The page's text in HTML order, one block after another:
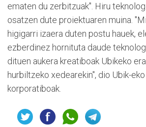
ematen du zerbitzuak". Hiru
osatzen dute proiektuaren muina.
higigarri izaera duten postu hauek,
ezberdinez hornituta daude
dituen aukera kreatiboak Ubikeko
hurbiltzeko xedearekin", dio Ubik-
korporatiboak.